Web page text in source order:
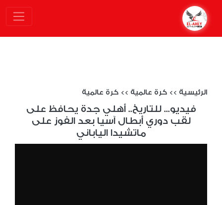
الرئيسية >> كرة عالمية >> كرة عالمية
فيديو... للتاريخ.. أهلي جدة يحافظ على
لقب دوري أبطال آسيا بعد الفوز على
ماتشيدا الياباني